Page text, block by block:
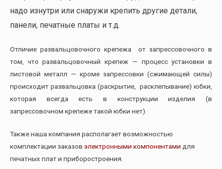
надо изнутри или снаружи крепить другие детали,
панели, печатные платы и т.д.
Отличие развальцовочного крепежа от запрессовочного в
том, что развальцовочный крепеж — процесс установки в
листовой металл — кроме запрессовки (сжимающей силы)
происходит развальцовка (раскрытие, расклепывание) юбки,
которая всегда есть в конструкции изделия (в
запрессовочном крепеже такой юбки нет).
Также наша компания располагает возможностью
комплектации заказов электронными компонентами для
печатных плат и приборостроения.